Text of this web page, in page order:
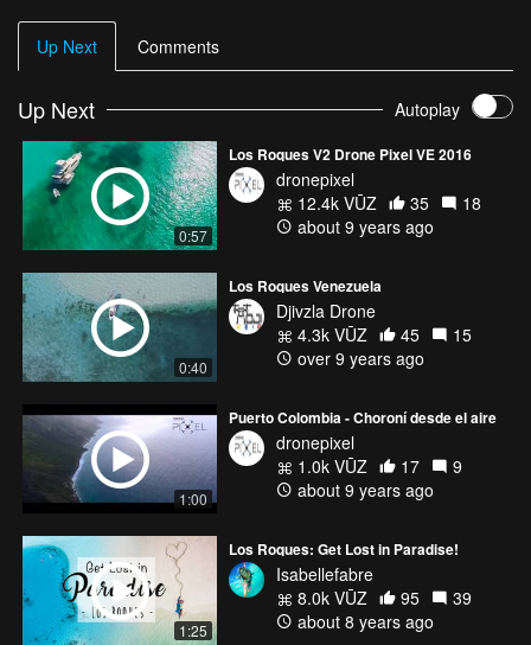
dronepixelvzla@gmail.com Info@dronepixel.com.ve
Visitanos 👇
www.dronepixel.com.ve
Up Next Comments
Up Next Autoplay
0:57
Los Roques V2 Drone Pixel VE 2016
dronepixel
12.4k VŪZ
35
18
about 9 years ago
0:40
Los Roques Venezuela
Djivzla Drone
4.3k VŪZ
45
15
over 9 years ago
1:00
Puerto Colombia - Choroní desde el aire
dronepixel
1.0k VŪZ
17
9
about 9 years ago
1:25
Los Roques: Get Lost in Paradise!
Isabellefabre
8.0k VŪZ
95
39
about 8 years ago